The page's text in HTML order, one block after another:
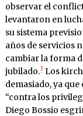
observar el
levantaron en
su sistema
años de servicios
cambiar la forma
jubilado.3Los
demasiado, ya
“contra los
Diego Bossio